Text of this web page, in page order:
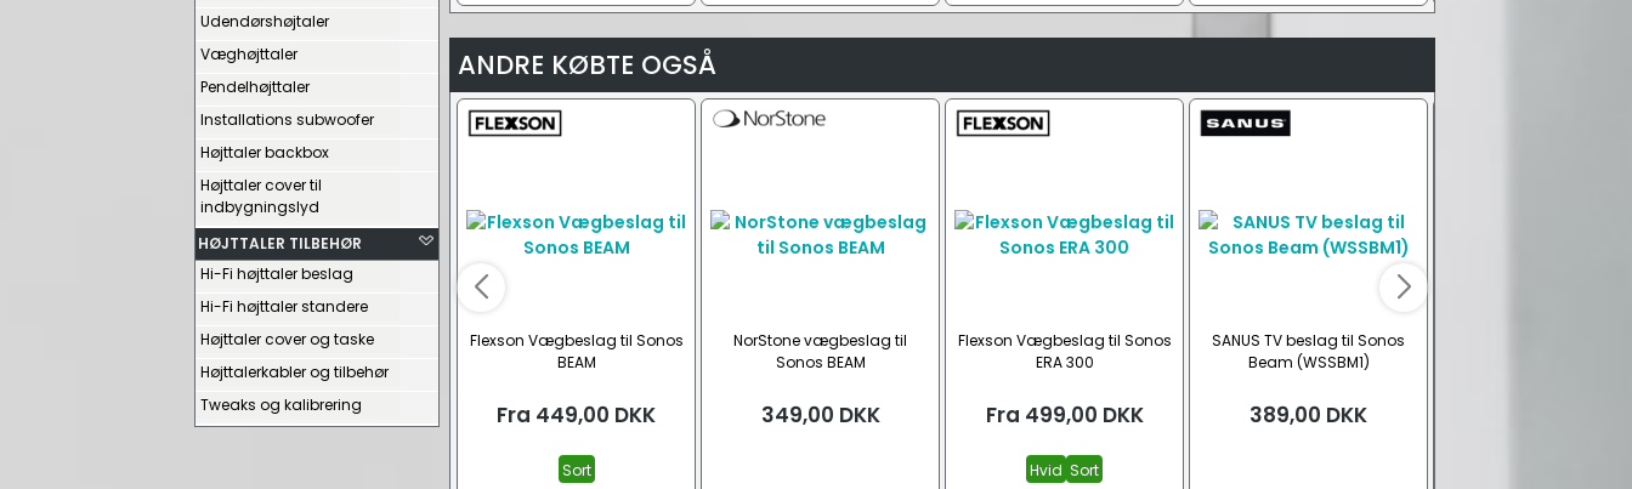
Udendørshøjtaler
Væghøjttaler
Pendelhøjttaler
Installations subwoofer
Højttaler backbox
Højttaler cover til
indbygningslyd
HØJTTALER TILBEHØR
Hi-Fi højttaler beslag
Hi-Fi højttaler standere
Højttaler cover og taske
Højttalerkabler og tilbehør
Tweaks og kalibrering
ANDRE KØBTE OGSÅ
Flexson Vægbeslag til Sonos
BEAM
Fra 449,00 DKK
Sort
NorStone vægbeslag til
Sonos BEAM
349,00 DKK
Flexson Vægbeslag til Sonos
ERA 300
Fra 499,00 DKK
Hvid Sort
SANUS TV beslag til Sonos
Beam (WSSBM1)
389,00 DKK